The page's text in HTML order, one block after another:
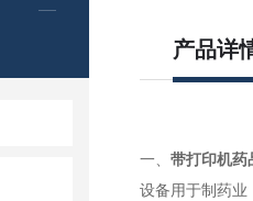
产品详
一、 带打印机药
设备用于制药业